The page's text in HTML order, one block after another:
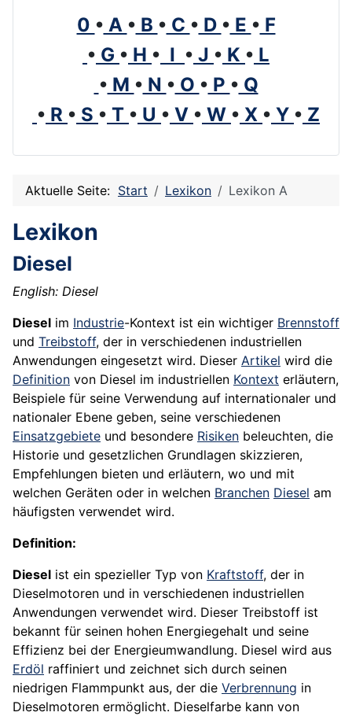
0 • A • B • C • D • E • F
• G • H • I • J • K • L
• M • N • O • P • Q
• R • S • T • U • V • W • X • Y • Z
Aktuelle Seite: Start Lexikon Lexikon A
Lexikon
Diesel
English: Diesel
Diesel im Industrie-Kontext ist ein wichtiger Brennstoff
und Treibstoff, der in verschiedenen industriellen
Anwendungen eingesetzt wird. Dieser Artikel wird die
Definition von Diesel im industriellen Kontext erläutern,
Beispiele für seine Verwendung auf internationaler und
nationaler Ebene geben, seine verschiedenen
Einsatzgebiete und besondere Risiken beleuchten, die
Historie und gesetzlichen Grundlagen skizzieren,
Empfehlungen bieten und erläutern, wo und mit
welchen Geräten oder in welchen Branchen Diesel am
häufigsten verwendet wird.
Definition:
Diesel ist ein spezieller Typ von Kraftstoff, der in
Dieselmotoren und in verschiedenen industriellen
Anwendungen verwendet wird. Dieser Treibstoff ist
bekannt für seinen hohen Energiegehalt und seine
Effizienz bei der Energieumwandlung. Diesel wird aus
Erdöl raffiniert und zeichnet sich durch seinen
niedrigen Flammpunkt aus, der die Verbrennung in
Dieselmotoren ermöglicht. Dieselfarbe kann von